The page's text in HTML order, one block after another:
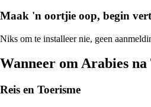
Maak 'n oortjie oop, begin
Niks om te installeer nie, geen
Wanneer om Arabies
Reis en Toerisme